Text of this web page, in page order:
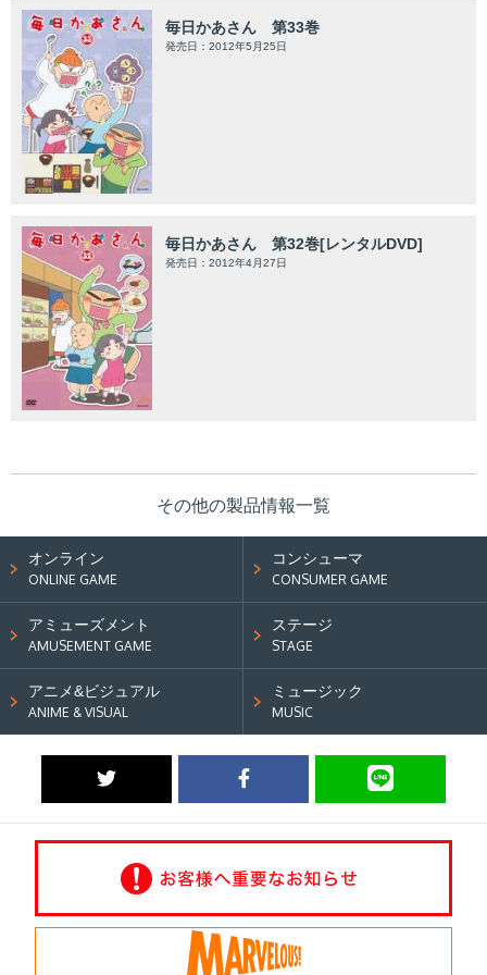
毎日かあさん 第33巻
発売日：2012年5月25日
毎日かあさん 第32巻[レンタルDVD]
発売日：2012年4月27日
その他の製品情報一覧
オンライン
ONLINE GAME
コンシューマ
CONSUMER GAME
アミューズメント
AMUSEMENT GAME
ステージ
STAGE
アニメ&ビジュアル
ANIME & VISUAL
ミュージック
MUSIC